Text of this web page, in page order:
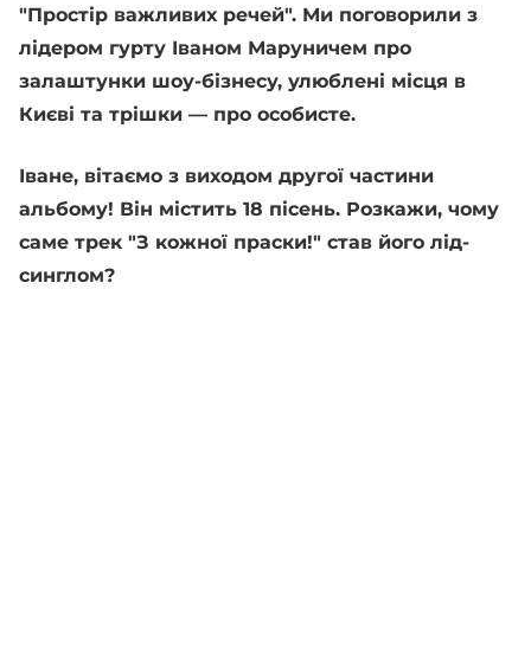
"Простір важливих речей". Ми поговорили з
лідером гурту Іваном Маруничем про
залаштунки шоу-бізнесу, улюблені місця в
Києві та трішки — про особисте.
Іване, вітаємо з виходом другої частини
альбому! Він містить 18 пісень. Розкажи, чому
саме трек "З кожної праски!" став його лід-
синглом?